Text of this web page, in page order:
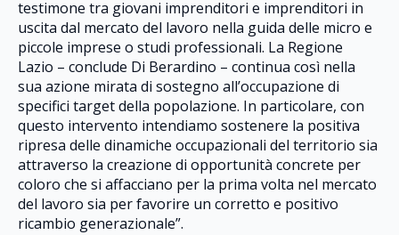
testimone tra giovani imprenditori e imprenditori in
uscita dal mercato del lavoro nella guida delle micro e
piccole imprese o studi professionali. La Regione
Lazio – conclude Di Berardino – continua così nella
sua azione mirata di sostegno all’occupazione di
specifici target della popolazione. In particolare, con
questo intervento intendiamo sostenere la positiva
ripresa delle dinamiche occupazionali del territorio sia
attraverso la creazione di opportunità concrete per
coloro che si affacciano per la prima volta nel mercato
del lavoro sia per favorire un corretto e positivo
ricambio generazionale”.